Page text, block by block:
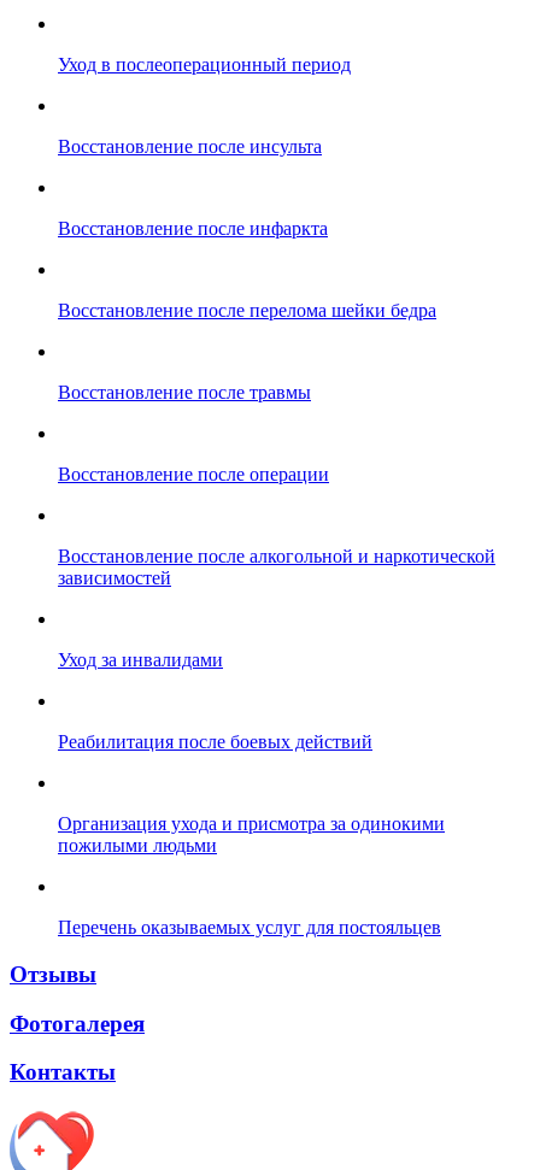
Уход в послеоперационный период
Восстановление после инсульта
Восстановление после инфаркта
Восстановление после перелома шейки бедра
Восстановление после травмы
Восстановление после операции
Восстановление после алкогольной и наркотической
зависимостей
Уход за инвалидами
Реабилитация после боевых действий
Организация ухода и присмотра за одинокими
пожилыми людьми
Перечень оказываемых услуг для постояльцев
Отзывы
Фотогалерея
Контакты